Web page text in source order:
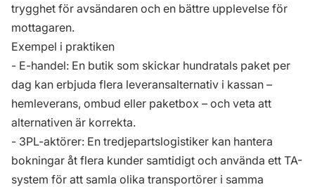
trygghet för avsändaren och en bättre upplevelse för
mottagaren.
Exempel i praktiken
- E-handel: En butik som skickar hundratals paket per
dag kan erbjuda flera leveransalternativ i kassan –
hemleverans, ombud eller paketbox – och veta att
alternativen är korrekta.
- 3PL-aktörer: En tredjepartslogistiker kan hantera
bokningar åt flera kunder samtidigt och använda ett TA-
system för att samla olika transportörer i samma